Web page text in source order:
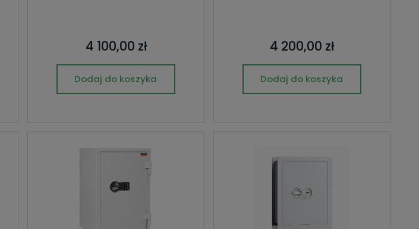
4 100,00 zł
Dodaj do koszyka
4 200,00 zł
Dodaj do koszyka